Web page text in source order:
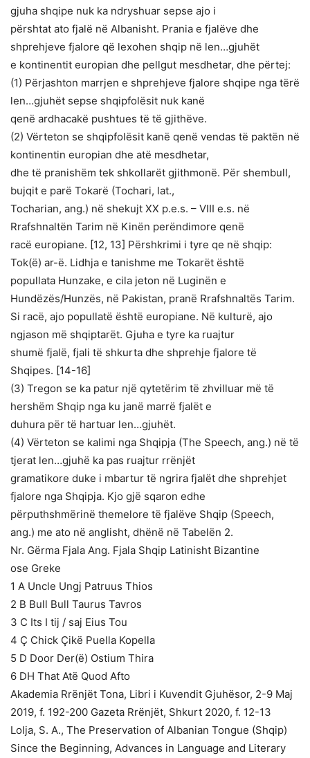
gjuha shqipe nuk ka ndryshuar sepse ajo i
përshtat ato fjalë në Albanisht. Prania e fjalëve dhe
shprehjeve fjalore që lexohen shqip në len…gjuhët
e kontinentit europian dhe pellgut mesdhetar, dhe përtej:
(1) Përjashton marrjen e shprehjeve fjalore shqipe nga tërë
len…gjuhët sepse shqipfolësit nuk kanë
qenë ardhacakë pushtues të të gjithëve.
(2) Vërteton se shqipfolësit kanë qenë vendas të paktën në
kontinentin europian dhe atë mesdhetar,
dhe të pranishëm tek shkollarët gjithmonë. Për shembull,
bujqit e parë Tokarë (Tochari, lat.,
Tocharian, ang.) në shekujt XX p.e.s. – VIII e.s. në
Rrafshnaltën Tarim në Kinën perëndimore qenë
racë europiane. [12, 13] Përshkrimi i tyre qe në shqip:
Tok(ë) ar-ë. Lidhja e tanishme me Tokarët është
popullata Hunzake, e cila jeton në Luginën e
Hundëzës/Hunzës, në Pakistan, pranë Rrafshnaltës Tarim.
Si racë, ajo popullatë është europiane. Në kulturë, ajo
ngjason më shqiptarët. Gjuha e tyre ka ruajtur
shumë fjalë, fjali të shkurta dhe shprehje fjalore të
Shqipes. [14-16]
(3) Tregon se ka patur një qytetërim të zhvilluar më të
hershëm Shqip nga ku janë marrë fjalët e
duhura për të hartuar len…gjuhët.
(4) Vërteton se kalimi nga Shqipja (The Speech, ang.) në të
tjerat len…gjuhë ka pas ruajtur rrënjët
gramatikore duke i mbartur të ngrira fjalët dhe shprehjet
fjalore nga Shqipja. Kjo gjë sqaron edhe
përputhshmërinë themelore të fjalëve Shqip (Speech,
ang.) me ato në anglisht, dhënë në Tabelën 2.
Nr. Gërma Fjala Ang. Fjala Shqip Latinisht Bizantine
ose Greke
1 A Uncle Ungj Patruus Thios
2 B Bull Bull Taurus Tavros
3 C Its I tij / saj Eius Tou
4 Ç Chick Çikë Puella Kopella
5 D Door Der(ë) Ostium Thira
6 DH That Atë Quod Afto
Akademia Rrënjët Tona, Libri i Kuvendit Gjuhësor, 2-9 Maj
2019, f. 192-200 Gazeta Rrënjët, Shkurt 2020, f. 12-13
Lolja, S. A., The Preservation of Albanian Tongue (Shqip)
Since the Beginning, Advances in Language and Literary